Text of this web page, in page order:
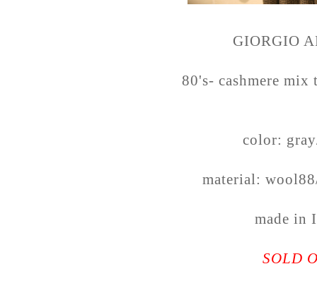
GIORGIO
80's- cashmere mix
color:
material:
made in
SOLD